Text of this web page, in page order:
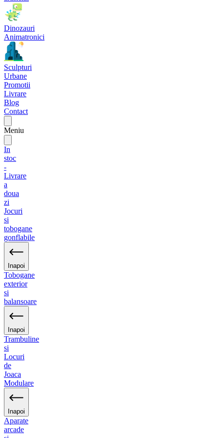
Dinozauri
Animatronici
Sculpturi
Urbane
Promotii
Livrare
Blog
Contact
Meniu
In
stoc
-
Livrare
a
doua
zi
Jocuri
si
tobogane
gonflabile
Inapoi
Tobogane
exterior
si
balansoare
Inapoi
Trambuline
si
Locuri
de
Joaca
Modulare
Inapoi
Aparate
arcade